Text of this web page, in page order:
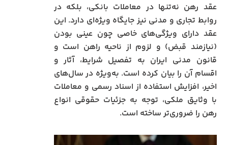
عقد رهن نه‌تنها در معاملات بانکی، بلکه در
روابط تجاری و مدنی نیز جایگاه ویژه‌ای دارد. این
عقد دارای ویژگی‌های خاصی چون عینی بودن
(نیازمند قبض) و لزوم از ناحیه راهن است و
قانون مدنی ایران به تفصیل شرایط، آثار و
اقسام آن را بیان کرده است. به‌ویژه در سال‌های
اخیر، افزایش استفاده از اسناد رسمی و معاملات
با وثایق ملکی، توجه به جزئیات حقوقی انواع
رهن را ضروری‌تر ساخته است.